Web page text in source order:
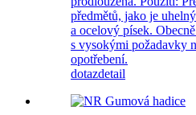
předmětů, jako je
a ocelový písek.
s vysokými požadavky
opotřebení.
dotazdetail